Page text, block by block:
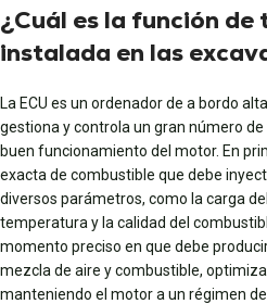
¿Cuál es la función de
instalada en las
La ECU es un ordenador de a bordo
gestiona y controla un gran número
buen funcionamiento del motor. En
exacta de combustible que debe
diversos parámetros, como la carga
temperatura y la calidad del
momento preciso en que debe
mezcla de aire y combustible,
manteniendo el motor a un régimen